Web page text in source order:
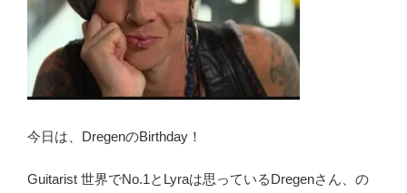
Realistic
Artist!”
の
今日は、DregenのBirthday！
Guitarist 世界でNo.1とLyraは思っているDregenさん、の